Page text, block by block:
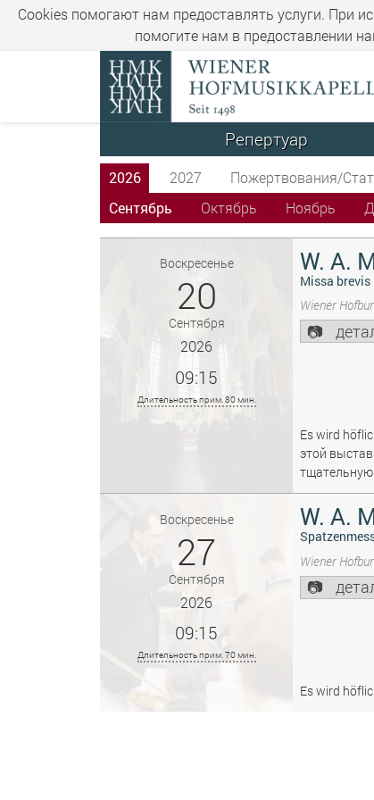
Cookies помогают нам предоставлять услуги. При
помогите нам в предоставлении
Репертуар
2026 2027 Пожертвования/
Сентябрь
Октябрь Ноябрь
Воскресенье
20
Сентября
2026
09:15
Длительность прим. 80 мин.
W. A.
Missa brevis
Wiener
Es wird
этой
тщательную
Воскресенье
27
Сентября
2026
09:15
Длительность прим. 70 мин.
W. A.
Wiener
Es wird